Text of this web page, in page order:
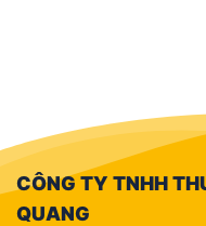
CÔNG TY TNHH
QUANG